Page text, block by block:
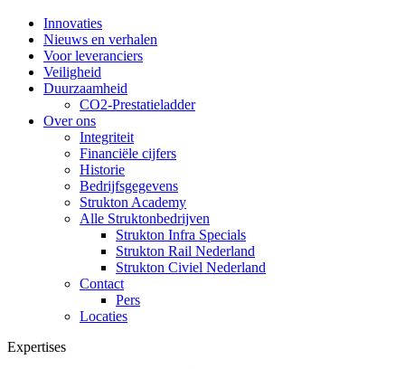
Innovaties
Nieuws en verhalen
Voor leveranciers
Veiligheid
Duurzaamheid
CO2-Prestatieladder
Over ons
Integriteit
Financiële cijfers
Historie
Bedrijfsgegevens
Strukton Academy
Alle Struktonbedrijven
Strukton Infra Specials
Strukton Rail Nederland
Strukton Civiel Nederland
Contact
Pers
Locaties
Expertises